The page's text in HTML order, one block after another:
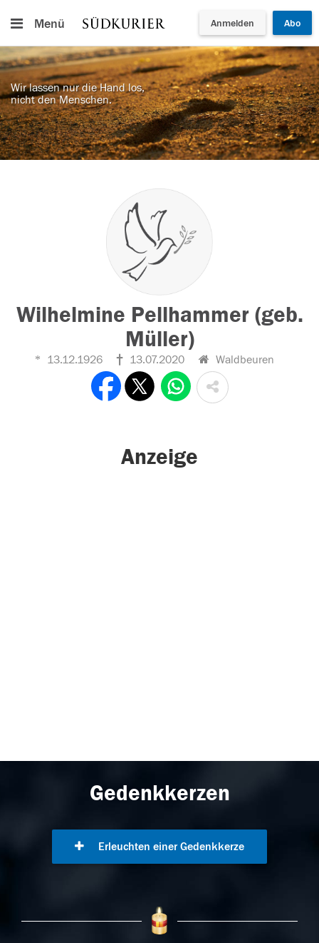
Menü Anmelden Abo
Wir lassen nur die Hand los,
nicht den Menschen.
Wilhelmine Pellhammer (geb.
Müller)
13.12.1926 13.07.2020 Waldbeuren
Anzeige
Gedenkkerzen
Erleuchten einer Gedenkkerze